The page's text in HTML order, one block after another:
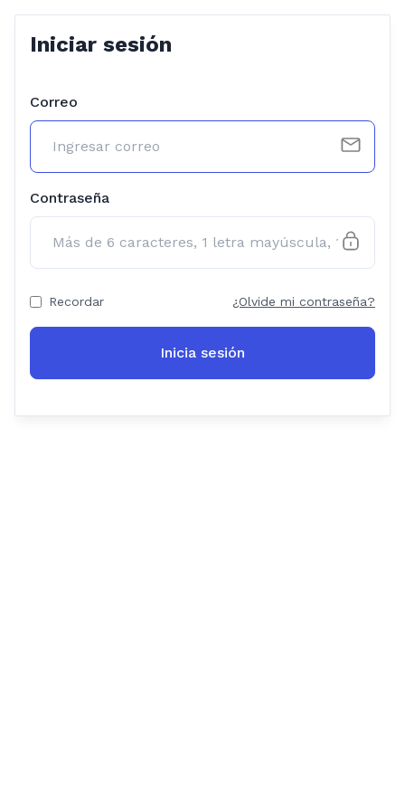
Iniciar sesión
Correo
Contraseña
Recordar ¿Olvide mi contraseña?